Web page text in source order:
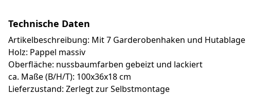
Technische Daten
Artikelbeschreibung: Mit 7 Garderobenhaken und Hutablage
Holz: Pappel massiv
Oberfläche: nussbaumfarben gebeizt und lackiert
ca. Maße (B/H/T): 100x36x18 cm
Lieferzustand: Zerlegt zur Selbstmontage